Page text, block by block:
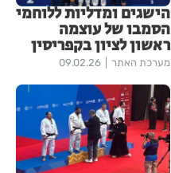
הישגים ומדליות ללוחמי
הסמבו של עוצמה
ראשון לציון בקפריסין
מערכת האתר 09.02.26